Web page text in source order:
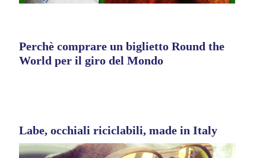
Perchè comprare un biglietto Round the
World per il giro del Mondo
Labe, occhiali riciclabili, made in Italy